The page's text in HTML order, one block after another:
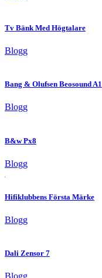
Tv Bänk Med Högtalare
Blogg
Bang & Olufsen Beosound A1
Blogg
B&w Px8
Blogg
Hifiklubbens Första Märke
Blogg
Dali Zensor 7